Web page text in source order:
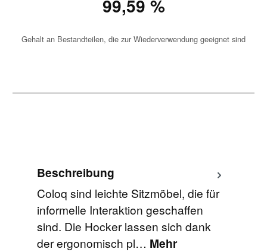
99,59 %
Gehalt an Bestandteilen, die zur Wiederverwendung geeignet sind
Beschreibung
Coloq sind leichte Sitzmöbel, die für
informelle Interaktion geschaffen
sind. Die Hocker lassen sich dank
der ergonomisch pl… Mehr